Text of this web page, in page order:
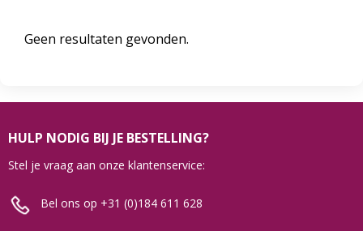
Geen resultaten gevonden.
HULP NODIG BIJ JE BESTELLING?
Stel je vraag aan onze klantenservice:
Bel ons op +31 (0)184 611 628